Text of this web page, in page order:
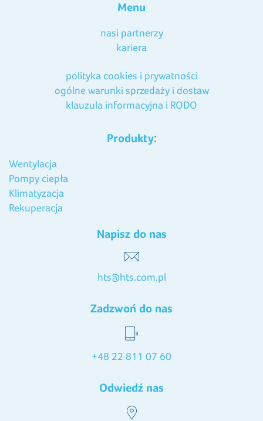
Menu
nasi partnerzy
kariera
polityka cookies i prywatności
ogólne warunki sprzedaży i dostaw
klauzula informacyjna i RODO
Produkty:
Wentylacja
Pompy ciepła
Klimatyzacja
Rekuperacja
Napisz do nas
hts@hts.com.pl
Zadzwoń do nas
+48 22 811 07 60
Odwiedź nas